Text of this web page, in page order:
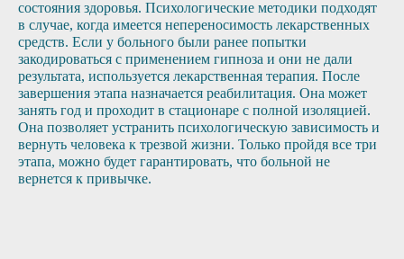
состояния здоровья. Психологические методики подходят
в случае, когда имеется непереносимость лекарственных
средств. Если у больного были ранее попытки
закодироваться с применением гипноза и они не дали
результата, используется лекарственная терапия. После
завершения этапа назначается реабилитация. Она может
занять год и проходит в стационаре с полной изоляцией.
Она позволяет устранить психологическую зависимость и
вернуть человека к трезвой жизни. Только пройдя все три
этапа, можно будет гарантировать, что больной не
вернется к привычке.